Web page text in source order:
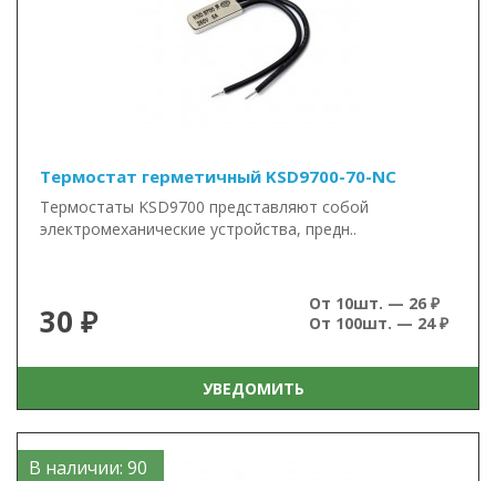
Термостат герметичный KSD9700-70-NC
Термостаты KSD9700 представляют собой
электромеханические устройства, предн..
30 ₽
От 10шт. — 26 ₽
От 100шт. — 24 ₽
УВЕДОМИТЬ
В наличии: 90